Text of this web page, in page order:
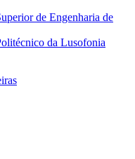
de Engenharia de
da Lusofonia